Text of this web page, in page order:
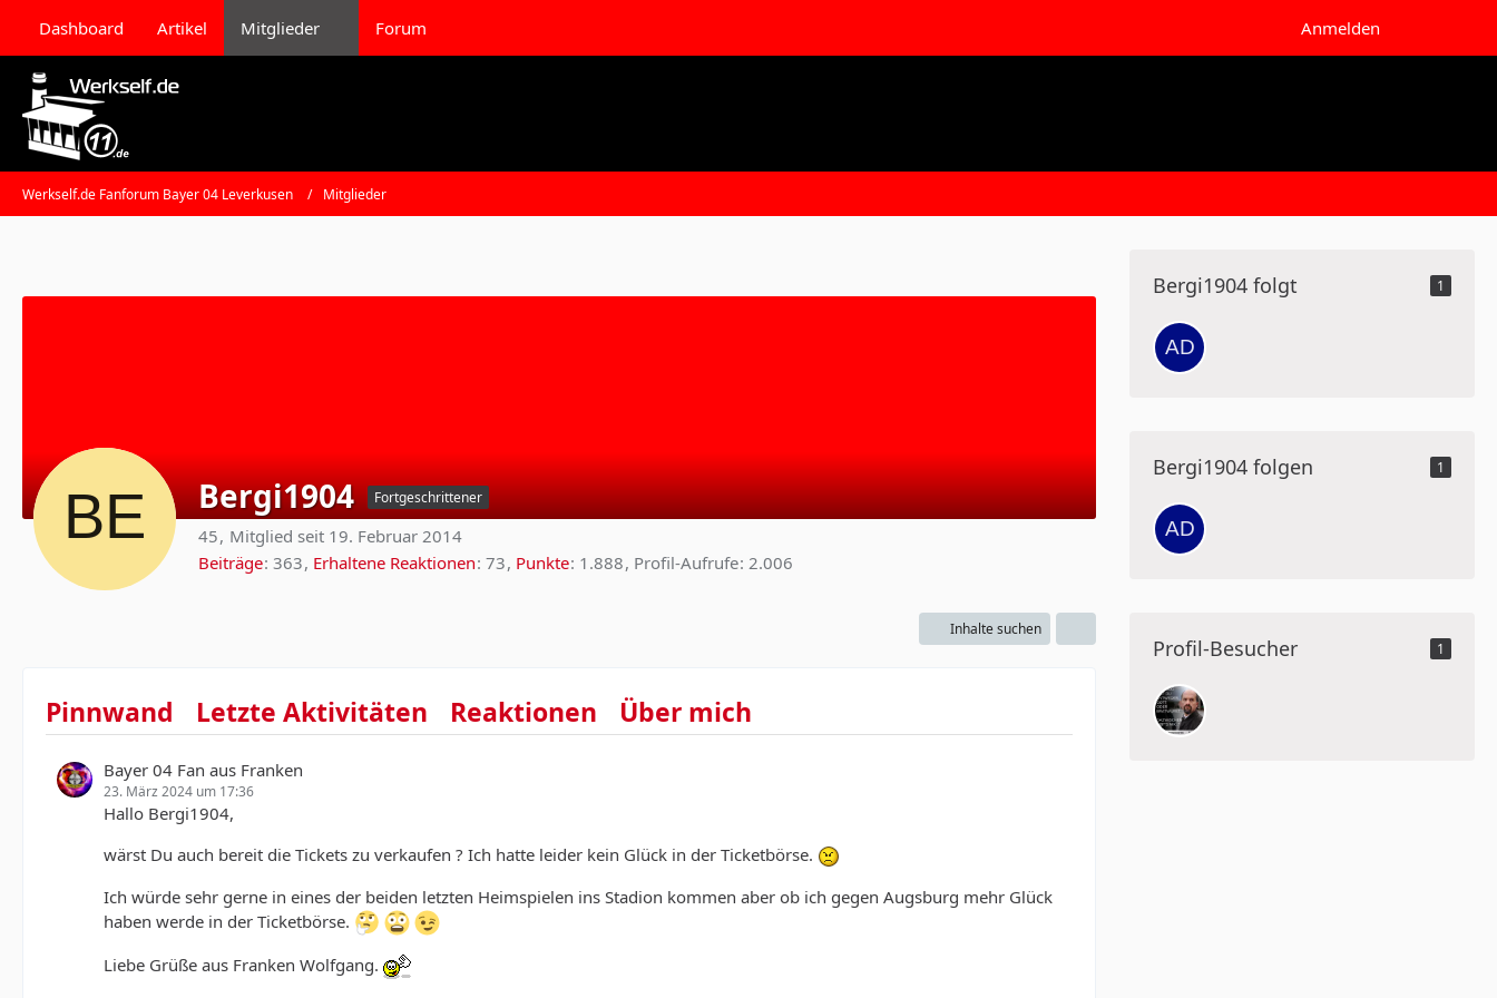
Dashboard Artikel Mitglieder Forum Anmelden
Werkself.de Fanforum Bayer 04 Leverkusen Mitglieder
Bergi1904 Fortgeschrittener
45 Mitglied seit 19. Februar 2014
Beiträge 363 Erhaltene Reaktionen 73 Punkte 1.888 Profil-Aufrufe 2.006
Inhalte suchen
Pinnwand Letzte Aktivitäten Reaktionen Über mich
Bayer 04 Fan aus Franken
23. März 2024 um 17:36
Hallo Bergi1904,
wärst Du auch bereit die Tickets zu verkaufen ? Ich hatte leider kein Glück in der Ticketbörse.
Ich würde sehr gerne in eines der beiden letzten Heimspielen ins Stadion kommen aber ob ich gegen Augsburg mehr Glück
haben werde in der Ticketbörse.
Liebe Grüße aus Franken Wolfgang.
Bergi1904 folgt 1
Bergi1904 folgen 1
Profil-Besucher 1